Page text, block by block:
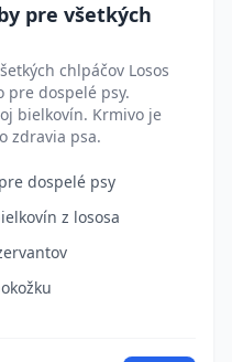
pre všetkých
chlpáčov Losos
pre dospelé psy.
bielkovín. Krmivo je
zdravia psa.
dospelé psy
z lososa